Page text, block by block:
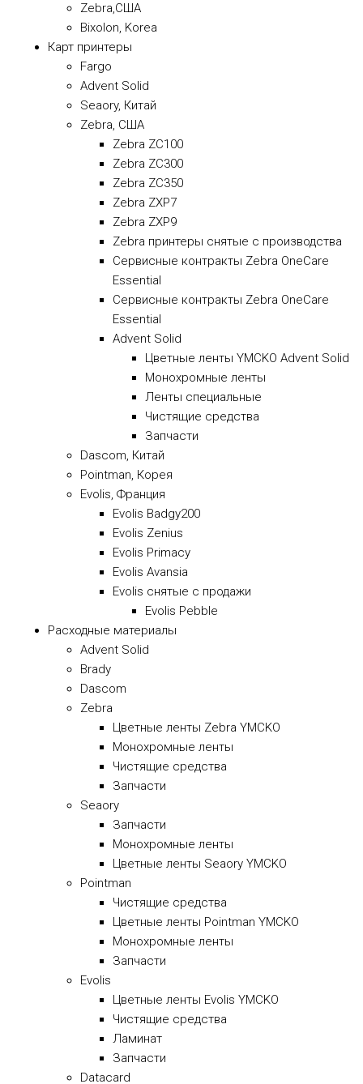
Zebra,США
Bixolon, Korea
Карт принтеры
Fargo
Advent Solid
Seaory, Китай
Zebra, США
Zebra ZC100
Zebra ZC300
Zebra ZC350
Zebra ZXP7
Zebra ZXP9
Zebra принтеры снятые с производства
Сервисные контракты Zebra OneCare
Essential
Сервисные контракты Zebra OneCare
Essential
Advent Solid
Цветные ленты YMCKO Advent Solid
Монохромные ленты
Ленты специальные
Чистящие средства
Запчасти
Dascom, Китай
Pointman, Корея
Evolis, Франция
Evolis Badgy200
Evolis Zenius
Evolis Primacy
Evolis Avansia
Evolis снятые с продажи
Evolis Pebble
Расходные материалы
Advent Solid
Brady
Dascom
Zebra
Цветные ленты Zebra YMCKO
Монохромные ленты
Чистящие средства
Запчасти
Seaory
Запчасти
Монохромные ленты
Цветные ленты Seaory YMCKO
Pointman
Чистящие средства
Цветные ленты Pointman YMCKO
Монохромные ленты
Запчасти
Evolis
Цветные ленты Evolis YMCKO
Чистящие средства
Ламинат
Запчасти
Datacard